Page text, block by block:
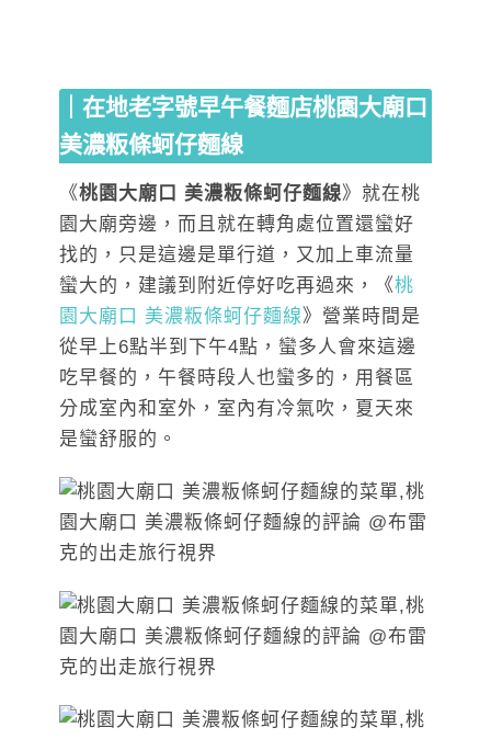
｜在地老字號早午餐麵店桃園大廟口
美濃粄條蚵仔麵線
《桃園大廟口 美濃粄條蚵仔麵線》就在桃
園大廟旁邊，而且就在轉角處位置還蠻好
找的，只是這邊是單行道，又加上車流量
蠻大的，建議到附近停好吃再過來，《桃
園大廟口 美濃粄條蚵仔麵線》營業時間是
從早上6點半到下午4點，蠻多人會來這邊
吃早餐的，午餐時段人也蠻多的，用餐區
分成室內和室外，室內有冷氣吹，夏天來
是蠻舒服的。